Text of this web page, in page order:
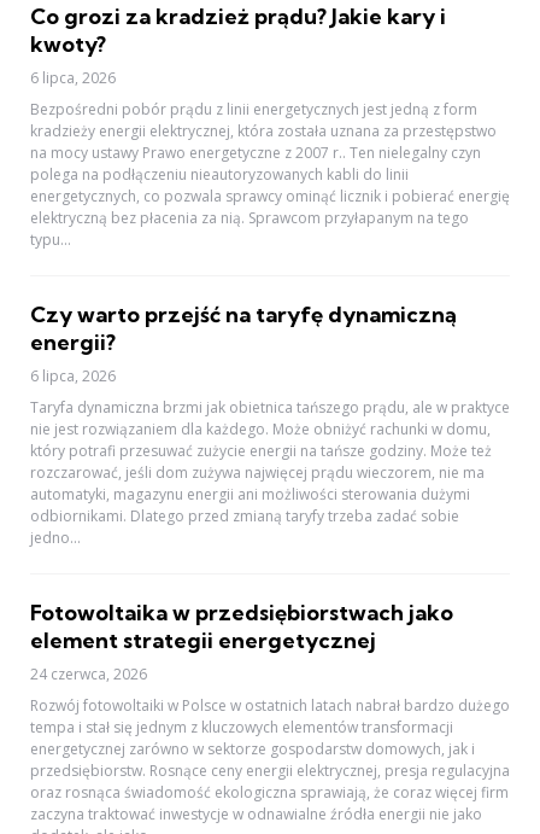
Co grozi za kradzież prądu? Jakie kary i
kwoty?
6 lipca, 2026
Bezpośredni pobór prądu z linii energetycznych jest jedną z form
kradzieży energii elektrycznej, która została uznana za przestępstwo
na mocy ustawy Prawo energetyczne z 2007 r.. Ten nielegalny czyn
polega na podłączeniu nieautoryzowanych kabli do linii
energetycznych, co pozwala sprawcy ominąć licznik i pobierać energię
elektryczną bez płacenia za nią. Sprawcom przyłapanym na tego
typu...
Czy warto przejść na taryfę dynamiczną
energii?
6 lipca, 2026
Taryfa dynamiczna brzmi jak obietnica tańszego prądu, ale w praktyce
nie jest rozwiązaniem dla każdego. Może obniżyć rachunki w domu,
który potrafi przesuwać zużycie energii na tańsze godziny. Może też
rozczarować, jeśli dom zużywa najwięcej prądu wieczorem, nie ma
automatyki, magazynu energii ani możliwości sterowania dużymi
odbiornikami. Dlatego przed zmianą taryfy trzeba zadać sobie
jedno...
Fotowoltaika w przedsiębiorstwach jako
element strategii energetycznej
24 czerwca, 2026
Rozwój fotowoltaiki w Polsce w ostatnich latach nabrał bardzo dużego
tempa i stał się jednym z kluczowych elementów transformacji
energetycznej zarówno w sektorze gospodarstw domowych, jak i
przedsiębiorstw. Rosnące ceny energii elektrycznej, presja regulacyjna
oraz rosnąca świadomość ekologiczna sprawiają, że coraz więcej firm
zaczyna traktować inwestycje w odnawialne źródła energii nie jako